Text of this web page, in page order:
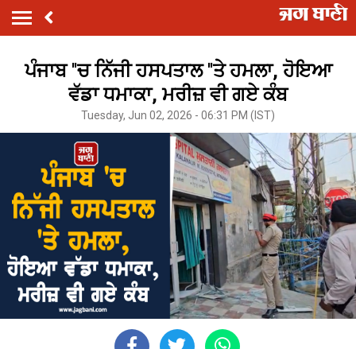
ਪੰਜਾਬ ''ਚ ਨਿੱਜੀ ਹਸਪਤਾਲ ''ਤੇ ਹਮਲਾ, ਹੋਇਆ
ਵੱਡਾ ਧਮਾਕਾ, ਮਰੀਜ਼ ਵੀ ਗਏ ਕੰਬ
Tuesday, Jun 02, 2026 - 06:31 PM (IST)